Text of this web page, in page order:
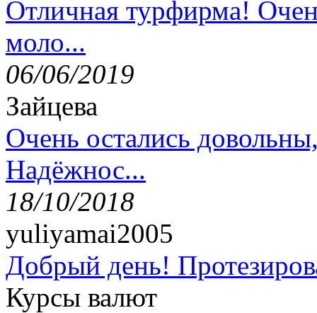
Отличная турфирма!
моло...
06/06/2019
Зайцева
Очень остались
Надёжнос...
18/10/2018
yuliyamai2005
Добрый день!
Курсы валют